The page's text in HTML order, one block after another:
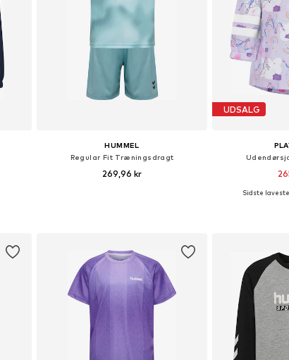
HUMMEL
Regular Fit Træningsdragt
269,96 kr
UDSALG
Fås i
Sidste